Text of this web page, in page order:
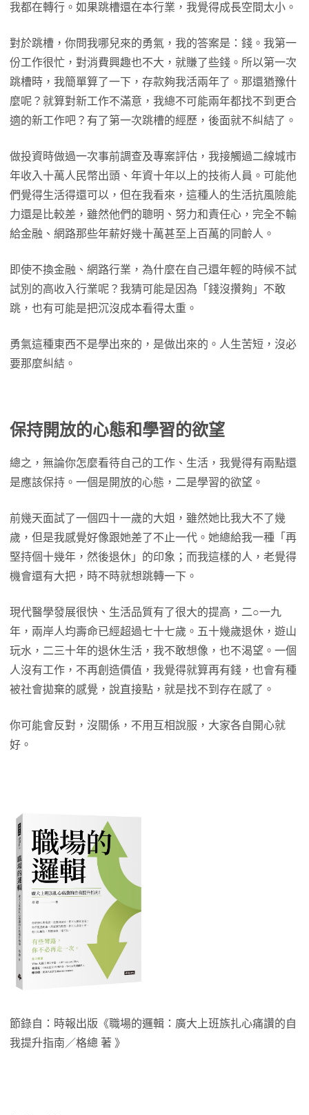
我都在轉行。如果跳槽還在本行業，我覺得成長空間太小。
對於跳槽，你問我哪兒來的勇氣，我的答案是：錢。我第一
份工作很忙，對消費興趣也不大，就賺了些錢。所以第一次
跳槽時，我簡單算了一下，存款夠我活兩年了。那還猶豫什
麼呢？就算對新工作不滿意，我總不可能兩年都找不到更合
適的新工作吧？有了第一次跳槽的經歷，後面就不糾結了。
做投資時做過一次事前調查及專案評估，我接觸過二線城市
年收入十萬人民幣出頭、年資十年以上的技術人員。可能他
們覺得生活得還可以，但在我看來，這種人的生活抗風險能
力還是比較差，雖然他們的聰明、努力和責任心，完全不輸
給金融、網路那些年薪好幾十萬甚至上百萬的同齡人。
即使不換金融、網路行業，為什麼在自己還年輕的時候不試
試別的高收入行業呢？我猜可能是因為「錢沒攢夠」不敢
跳，也有可能是把沉沒成本看得太重。
勇氣這種東西不是學出來的，是做出來的。人生苦短，沒必
要那麼糾結。
保持開放的心態和學習的欲望
總之，無論你怎麼看待自己的工作、生活，我覺得有兩點還
是應該保持。一個是開放的心態，二是學習的欲望。
前幾天面試了一個四十一歲的大姐，雖然她比我大不了幾
歲，但是我感覺好像跟她差了不止一代。她總給我一種「再
堅持個十幾年，然後退休」的印象；而我這樣的人，老覺得
機會還有大把，時不時就想跳轉一下。
現代醫學發展很快、生活品質有了很大的提高，二○一九
年，兩岸人均壽命已經超過七十七歲。五十幾歲退休，遊山
玩水，二三十年的退休生活，我不敢想像，也不渴望。一個
人沒有工作，不再創造價值，我覺得就算再有錢，也會有種
被社會拋棄的感覺，說直接點，就是找不到存在感了。
你可能會反對，沒關係，不用互相說服，大家各自開心就
好。
節錄自：時報出版《職場的邏輯：廣大上班族扎心痛讚的自
我提升指南／格總 著 》